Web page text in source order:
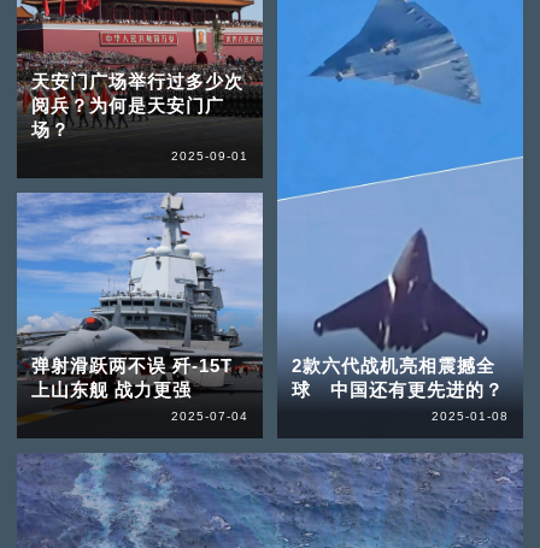
天安门广场举行过多少次
阅兵？为何是天安门广
场？
2025-09-01
弹射滑跃两不误 歼-15T
上山东舰 战力更强
2025-07-04
2款六代战机亮相震撼全
球 中国还有更先进的？
2025-01-08